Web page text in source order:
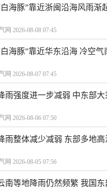
海豚”靠近浙闽沿海风雨渐
网 2026-08-08 07:45
海豚”靠近华东沿海 冷空
网 2026-08-07 07:45
雨强度进一步减弱 中东部
网 2026-08-06 07:50
雨整体减少减弱 东部多地
网 2026-08-05 07:56
南等地降雨仍然频繁 我国